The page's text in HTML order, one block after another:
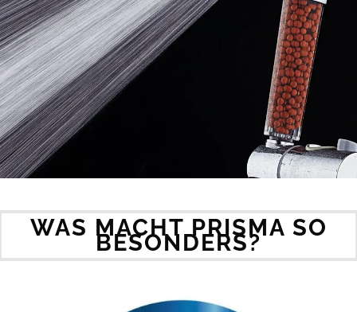
WAS MACHT PRISMA SO
BESONDERS?